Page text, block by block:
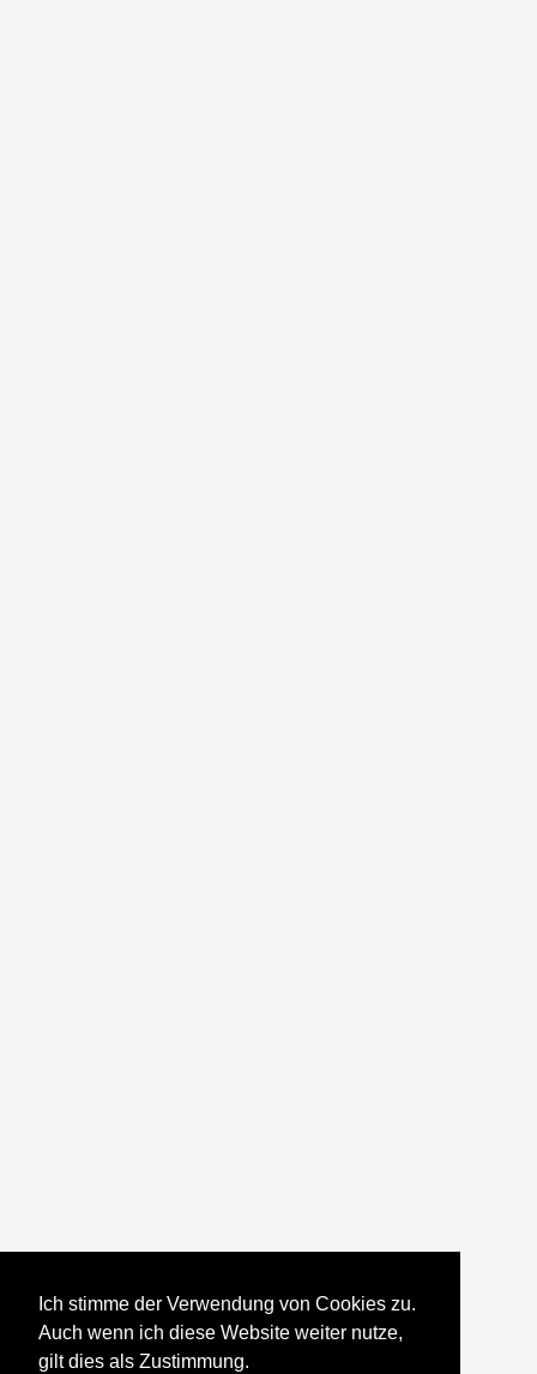
Ich stimme der Verwendung von Cookies zu.
Auch wenn ich diese Website weiter nutze,
gilt dies als Zustimmung.